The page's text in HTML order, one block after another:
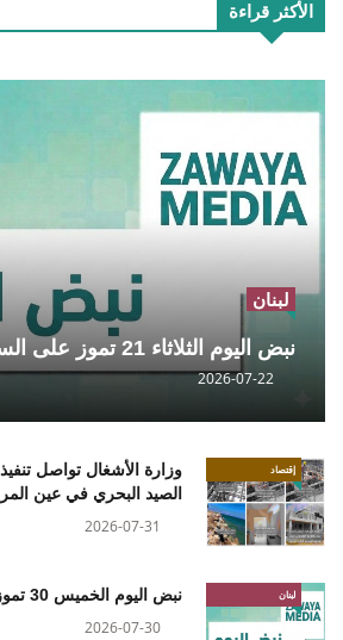
الأكثر قراءة
لبنان
نبض اليوم الثلاثاء 21 تموز على الساحة اللبنانية
2026-07-22
إقتصاد
وزارة الأشغال تواصل
الصيد البحري في عين
2026-07-31
لبنان نبض اليوم الخميس 30 تموز على الساحة اللبنانية
2026-07-30